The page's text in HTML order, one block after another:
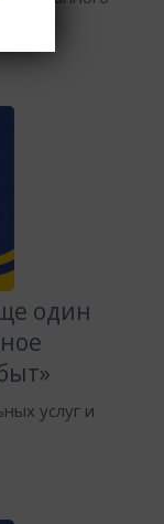
один
услуг и